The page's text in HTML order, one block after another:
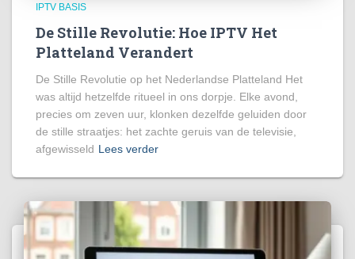
IPTV BASIS
De Stille Revolutie: Hoe IPTV Het
Platteland Verandert
De Stille Revolutie op het Nederlandse Platteland Het
was altijd hetzelfde ritueel in ons dorpje. Elke avond,
precies om zeven uur, klonken dezelfde geluiden door
de stille straatjes: het zachte geruis van de televisie,
afgewisseld Lees verder